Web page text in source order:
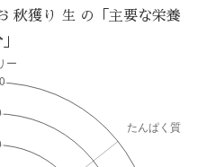
秋獲り 生 の「主要な栄養